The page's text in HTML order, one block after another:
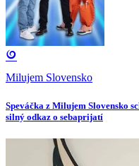
Milujem Slovensko
Speváčka z Milujem Slovensko
silný odkaz o sebaprijatí